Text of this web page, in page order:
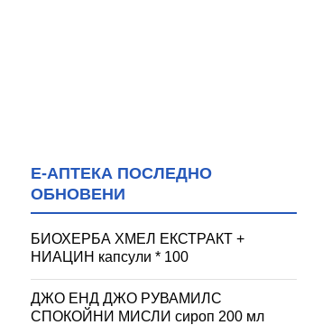
Е-АПТЕКА ПОСЛЕДНО
ОБНОВЕНИ
БИОХЕРБА ХМЕЛ ЕКСТРАКТ +
НИАЦИН капсули * 100
ДЖО ЕНД ДЖО РУВАМИЛС
СПОКОЙНИ МИСЛИ сироп 200 мл